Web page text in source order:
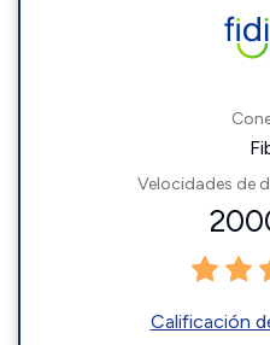
Velocidades de
Calificación